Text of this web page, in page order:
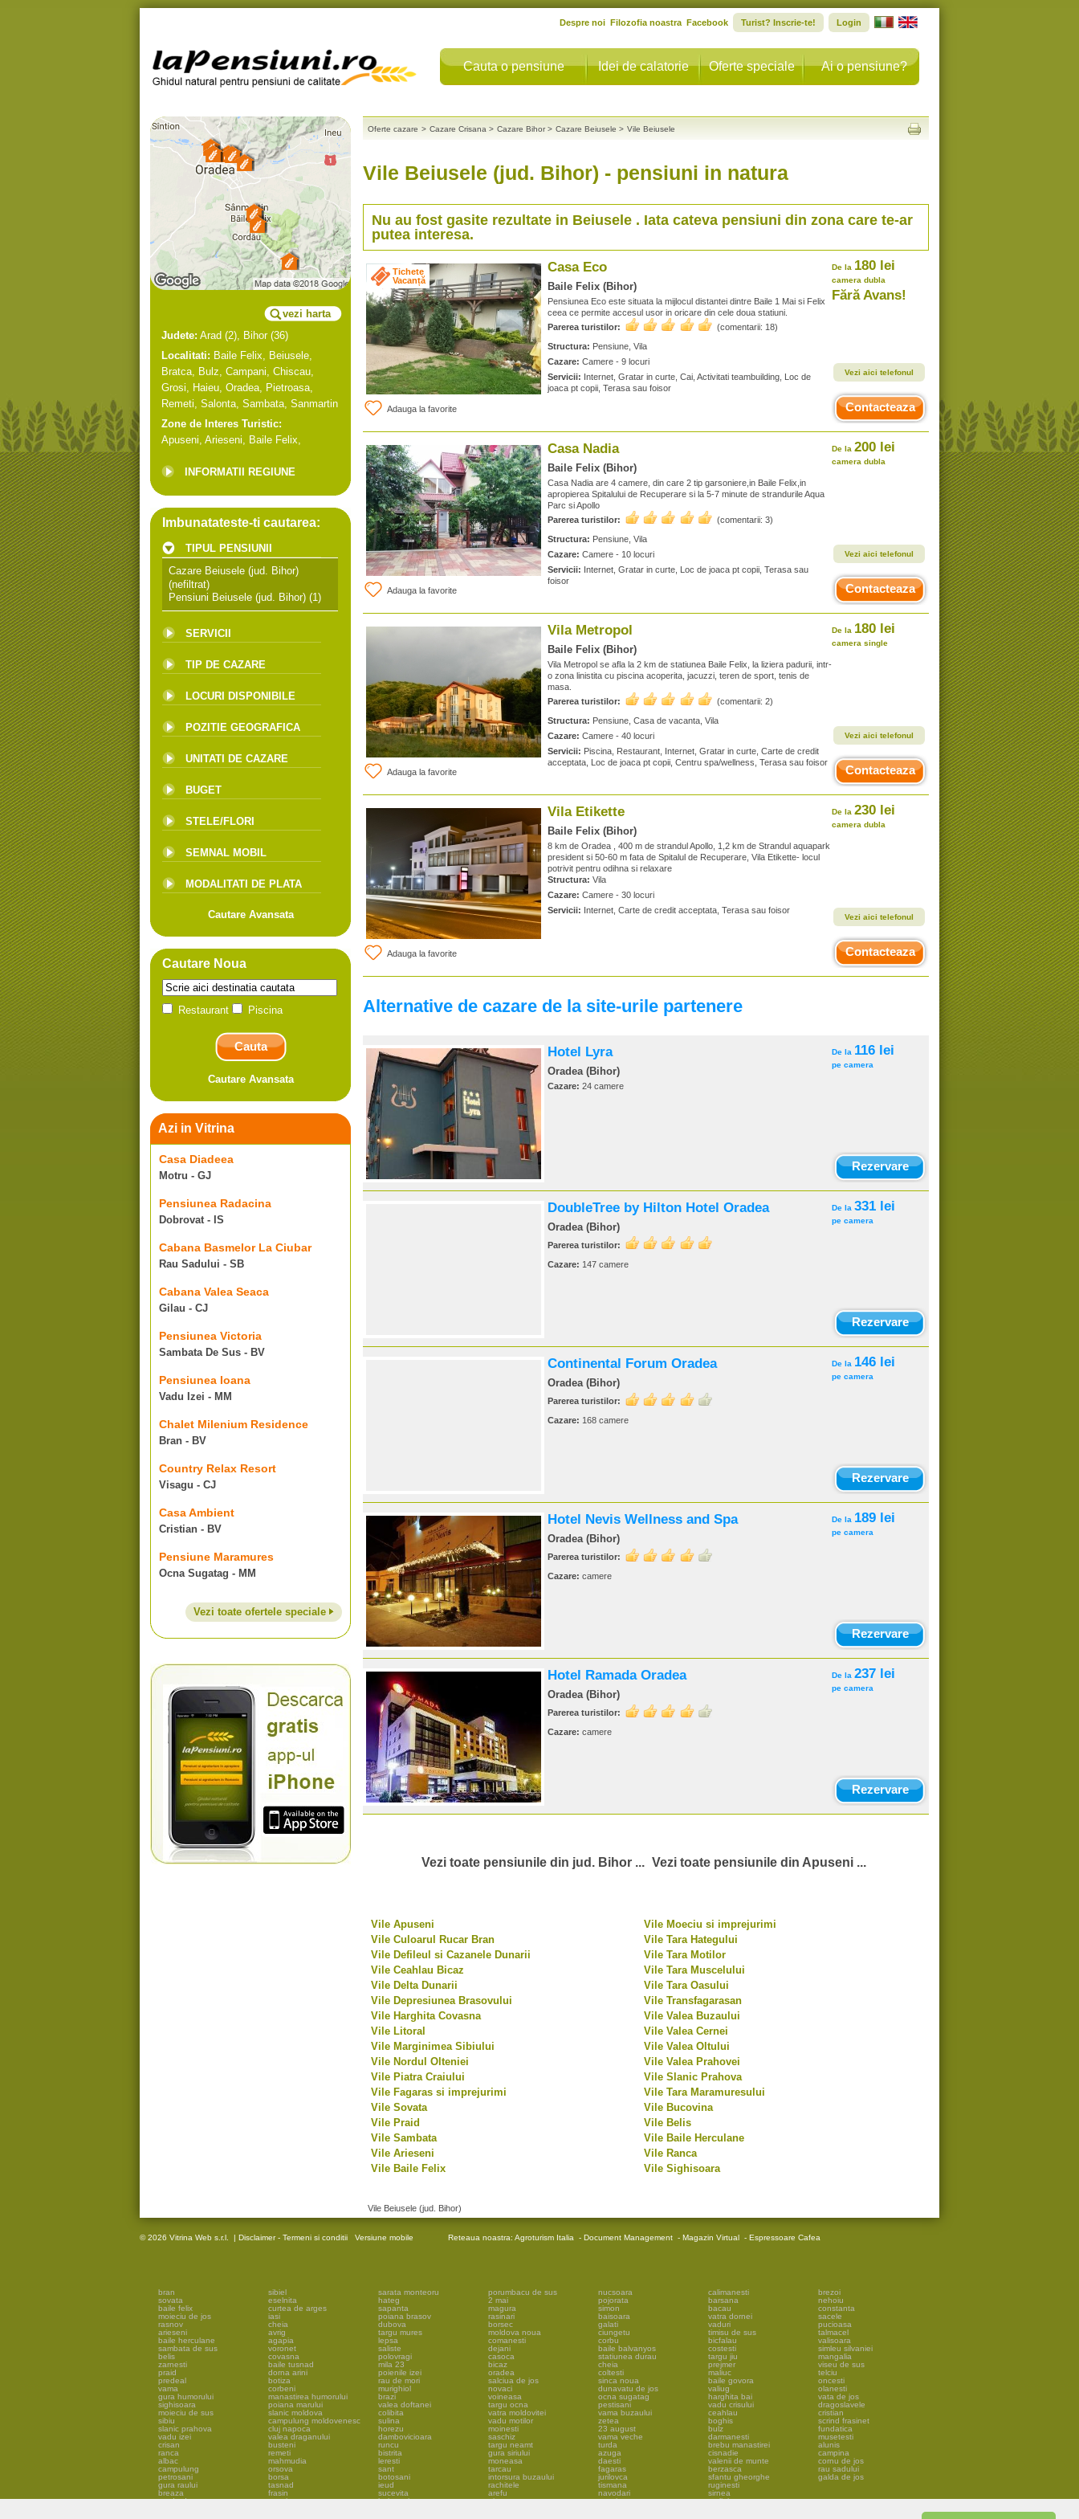
Cauta o pensiune Idei de calatorie Oferte speciale Ai o pensiune?
Despre noi Filozofia noastra Facebook Turist? Inscrie-te! Login
vezi harta
Judete: Arad (2), Bihor(36)
Localitati: Baile Felix, Beiusele,
Bratca, Bulz, Campani, Chiscau,
Grosi, Haieu, Oradea, Pietroasa,
Remeti, Salonta, Sambata, Sanmartin
Zone de Interes Turistic:
Apuseni, Arieseni, Baile Felix,
INFORMATII REGIUNE
Imbunatateste-ti cautarea:
TIPUL PENSIUNII
Cazare Beiusele (jud. Bihor)
(nefiltrat)
Pensiuni Beiusele (jud. Bihor) (1)
SERVICII
TIP DE CAZARE
LOCURI DISPONIBILE
POZITIE GEOGRAFICA
UNITATI DE CAZARE
BUGET
STELE/FLORI
SEMNAL MOBIL
MODALITATI DE PLATA
Cautare Avansata
Cautare Noua
Restaurant Piscina
Cautare Avansata
Azi in Vitrina
Casa Diadeea
Motru - GJ
Pensiunea Radacina
Dobrovat - IS
Cabana Basmelor La Ciubar
Rau Sadului - SB
Cabana Valea Seaca
Gilau - CJ
Pensiunea Victoria
Sambata De Sus - BV
Pensiunea Ioana
Vadu Izei - MM
Chalet Milenium Residence
Bran - BV
Country Relax Resort
Visagu - CJ
Casa Ambient
Cristian - BV
Pensiune Maramures
Ocna Sugatag - MM
Vezi toate ofertele speciale
Oferte cazare > Cazare Crisana > Cazare Bihor > Cazare Beiusele > Vile Beiusele
Vile Beiusele (jud. Bihor) - pensiuni in natura
Nu au fost gasite rezultate in Beiusele . Iata cateva pensiuni din zona care te-ar
putea interesa.
Tichete
Vacanță
Adauga la favorite
Casa Eco
Baile Felix (Bihor)
Pensiunea Eco este situata la mijlocul distantei dintre Baile 1 Mai si Felix
ceea ce permite accesul usor in oricare din cele doua statiuni.
Parerea turistilor:
(comentarii: 18)
Structura: Pensiune, Vila
Cazare: Camere - 9 locuri
Servicii: Internet, Gratar in curte, Cai, Activitati teambuilding, Loc de
joaca pt copii, Terasa sau foisor
De la 180 lei
camera dubla
Fără Avans!
Vezi aici telefonul
Contacteaza
Adauga la favorite
Casa Nadia
Baile Felix (Bihor)
Casa Nadia are 4 camere, din care 2 tip garsoniere,in Baile Felix,in
apropierea Spitalului de Recuperare si la 5-7 minute de strandurile Aqua
Parc si Apollo
Parerea turistilor:
(comentarii: 3)
Structura: Pensiune, Vila
Cazare: Camere - 10 locuri
Servicii: Internet, Gratar in curte, Loc de joaca pt copii, Terasa sau
foisor
De la 200 lei
camera dubla
Vezi aici telefonul
Contacteaza
Adauga la favorite
Vila Metropol
Baile Felix (Bihor)
Vila Metropol se afla la 2 km de statiunea Baile Felix, la liziera padurii, intr-
o zona linistita cu piscina acoperita, jacuzzi, teren de sport, tenis de
masa.
Parerea turistilor:
(comentarii: 2)
Structura: Pensiune, Casa de vacanta, Vila
Cazare: Camere - 40 locuri
Servicii: Piscina, Restaurant, Internet, Gratar in curte, Carte de credit
acceptata, Loc de joaca pt copii, Centru spa/wellness, Terasa sau foisor
De la 180 lei
camera single
Vezi aici telefonul
Contacteaza
Adauga la favorite
Vila Etikette
Baile Felix (Bihor)
8 km de Oradea , 400 m de strandul Apollo, 1,2 km de Strandul aquapark
president si 50-60 m fata de Spitalul de Recuperare, Vila Etikette- locul
potrivit pentru odihna si relaxare
Structura: Vila
Cazare: Camere - 30 locuri
Servicii: Internet, Carte de credit acceptata, Terasa sau foisor
De la 230 lei
camera dubla
Vezi aici telefonul
Contacteaza
Alternative de cazare de la site-urile partenere
Hotel Lyra
Oradea (Bihor)
Cazare: 24 camere
De la 116 lei
pe camera
Rezervare
DoubleTree by Hilton Hotel Oradea
Oradea (Bihor)
Parerea turistilor:
Cazare: 147 camere
De la 331 lei
pe camera
Rezervare
Continental Forum Oradea
Oradea (Bihor)
Parerea turistilor:
Cazare: 168 camere
De la 146 lei
pe camera
Rezervare
Hotel Nevis Wellness and Spa
Oradea (Bihor)
Parerea turistilor:
Cazare: camere
De la 189 lei
pe camera
Rezervare
Hotel Ramada Oradea
Oradea (Bihor)
Parerea turistilor:
Cazare: camere
De la 237 lei
pe camera
Rezervare
Vezi toate pensiunile din jud. Bihor ... Vezi toate pensiunile din Apuseni ...
Vile Apuseni
Vile Culoarul Rucar Bran
Vile Defileul si Cazanele Dunarii
Vile Ceahlau Bicaz
Vile Delta Dunarii
Vile Depresiunea Brasovului
Vile Harghita Covasna
Vile Litoral
Vile Marginimea Sibiului
Vile Nordul Olteniei
Vile Piatra Craiului
Vile Fagaras si imprejurimi
Vile Sovata
Vile Praid
Vile Sambata
Vile Arieseni
Vile Baile Felix
Vile Moeciu si imprejurimi
Vile Tara Hategului
Vile Tara Motilor
Vile Tara Muscelului
Vile Tara Oasului
Vile Transfagarasan
Vile Valea Buzaului
Vile Valea Cernei
Vile Valea Oltului
Vile Valea Prahovei
Vile Slanic Prahova
Vile Tara Maramuresului
Vile Bucovina
Vile Belis
Vile Baile Herculane
Vile Ranca
Vile Sighisoara
Vile Beiusele (jud. Bihor)
© 2026 Vitrina Web s.r.l. | Disclaimer - Termeni si conditii Versiune mobile Reteaua noastra: Agroturism Italia - Document Management - Magazin Virtual - Espressoare Cafea
bran
sovata
baile felix
moieciu de jos
rasnov
arieseni
baile herculane
sambata de sus
belis
zarnesti
praid
predeal
vama
gura humorului
sighisoara
moieciu de sus
sibiu
slanic prahova
vadu izei
crisan
ranca
albac
campulung
petrosani
gura raului
breaza
garda de sus
sibiel
eselnita
curtea de arges
iasi
cheia
avrig
agapia
voronet
covasna
baile tusnad
dorna arini
botiza
corbeni
manastirea humorului
poiana marului
slanic moldova
campulung moldovenesc
cluj napoca
valea draganului
busteni
remeti
mahmudia
orsova
borsa
tasnad
frasin
sarmizegetusa
sarata monteoru
hateg
sapanta
poiana brasov
dubova
targu mures
lepsa
saliste
polovragi
mila 23
poienile izei
rau de mori
murighiol
brazi
valea doftanei
colibita
sulina
horezu
dambovicioara
runcu
bistrita
leresti
sant
botosani
ieud
sucevita
baia sprie
porumbacu de sus
2 mai
magura
rasinari
borsec
moldova noua
comanesti
dejani
casoca
bicaz
oradea
salciua de jos
novaci
voineasa
targu ocna
vatra moldovitei
vadu motilor
moinesti
saschiz
targu neamt
gura siriului
moneasa
tarcau
intorsura buzaului
rachitele
arefu
pietroasa
nucsoara
pojorata
simon
baisoara
galati
ciungetu
corbu
baile balvanyos
statiunea durau
cheia
coltesti
sinca noua
dunavatu de jos
ocna sugatag
pestisani
vama buzaului
zetea
23 august
vama veche
turda
azuga
daesti
fagaras
jurilovca
tismana
navodari
cavnic
calimanesti
barsana
bacau
vatra dornei
vaduri
timisu de sus
bicfalau
costesti
targu jiu
prejmer
maliuc
baile govora
valiug
harghita bai
vadu crisului
ceahlau
boghis
bulz
darmanesti
brebu manastirei
cisnadie
valenii de munte
berzasca
sfantu gheorghe
ruginesti
sirnea
malini
brezoi
nehoiu
constanta
sacele
pucioasa
talmacel
valisoara
simleu silvaniei
mangalia
viseu de sus
telciu
oncesti
olanesti
vata de jos
dragoslavele
cristian
scrind frasinet
fundatica
musetesti
alunis
campina
cornu de jos
rau sadului
galda de jos